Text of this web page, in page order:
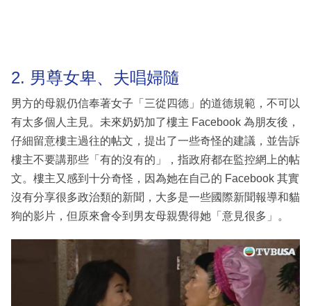
2. 男尊女卑、夫唱婦隨
男方的母親仍信奉著女子「三從四德」的道德規範，不可以
有太多個人主見。未來奶奶加了樓主 Facebook 為朋友後，
仔細留意樓主過往的帖文，提出了一些奇怪的建議，並告訴
樓主不要講那些「有的沒有的」，指政府都在監控網上的帖
文。樓主又感到十分奇怪，因為她在自己的 Facebook 其實
沒有分享很多政治類的新聞，大多是一些國際新聞報導和貓
狗的影片，但原來會令到男友母親覺得她「意見很多」。